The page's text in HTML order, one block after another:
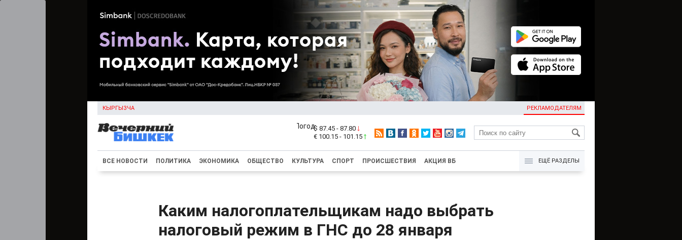
КЫРГЫЗЧА РЕКЛАМОДАТЕЛЯМ
KG
$ 87.45 - 87.80
€ 100.15 - 101.15
ВСЕ НОВОСТИ ПОЛИТИКА ЭКОНОМИКА ОБЩЕСТВО КУЛЬТУРА СПОРТ ПРОИСШЕСТВИЯ АКЦИЯ ВБ ЕЩЁ РАЗДЕЛЫ
Каким налогоплательщикам надо выбрать
налоговый режим в ГНС до 28 января